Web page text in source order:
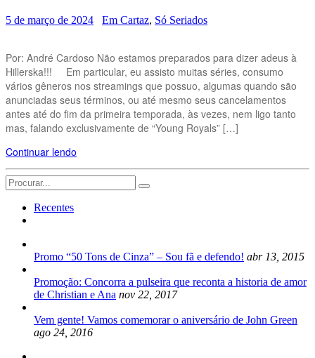
5 de março de 2024 Em Cartaz, Só Seriados
Por: André Cardoso Não estamos preparados para dizer adeus à
Hillerska!!! Em particular, eu assisto muitas séries, consumo
vários gêneros nos streamings que possuo, algumas quando são
anunciadas seus términos, ou até mesmo seus cancelamentos
antes até do fim da primeira temporada, às vezes, nem ligo tanto
mas, falando exclusivamente de “Young Royals” […]
Continuar lendo
Search
for:
Recentes
Promo “50 Tons de Cinza” – Sou fã e defendo! abr 13, 2015
Promoção: Concorra a pulseira que reconta a historia de amor
de Christian e Ana nov 22, 2017
Vem gente! Vamos comemorar o aniversário de John Green
ago 24, 2016